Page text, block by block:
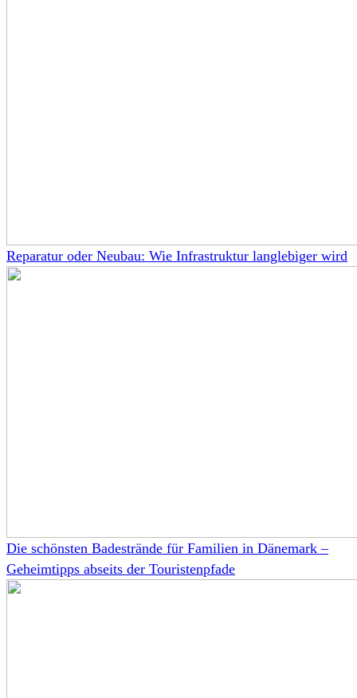
Reparatur oder Neubau: Wie Infrastruktur langlebiger wird
Die schönsten Badestrände für Familien in Dänemark –
Geheimtipps abseits der Touristenpfade